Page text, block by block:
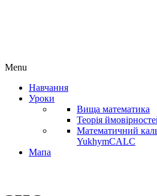
Menu
Навчання
Уроки
Вища математика
Теорія
Математичний
YukhymCALC
Мапа